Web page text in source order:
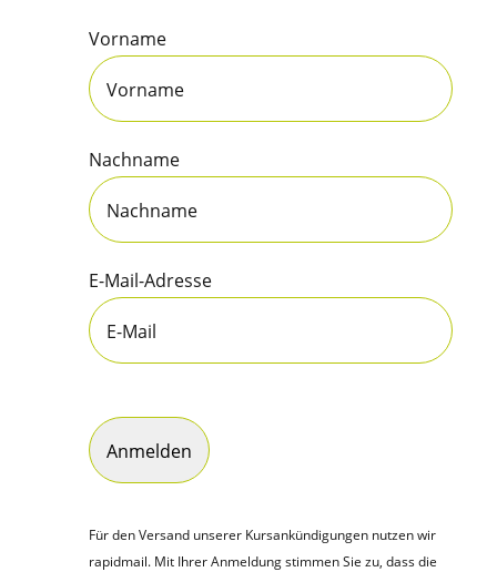
Vorname
Nachname
E-Mail-Adresse
Anmelden
Für den Versand unserer Kursankündigungen nutzen wir
rapidmail. Mit Ihrer Anmeldung stimmen Sie zu, dass die